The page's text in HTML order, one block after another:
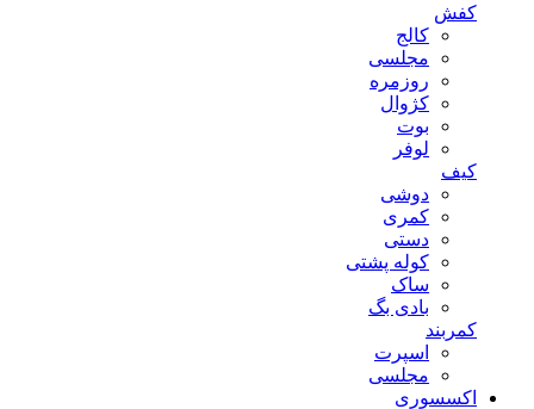
کفش
کالج
مجلسی
روزمره
کژوال
بوت
لوفر
کیف
دوشی
کمری
دستی
کوله پشتی
ساک
بادی بگ
کمربند
اسپرت
مجلسی
اکسسوری